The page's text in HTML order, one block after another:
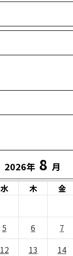
2026年 8 月
水 木 金
5 6 7
12 13 14